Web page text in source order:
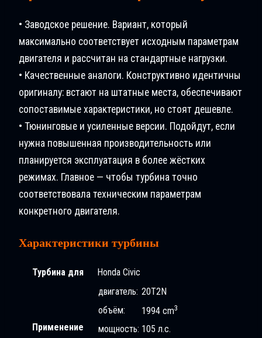
• Заводское решение. Вариант, который
максимально соответствует исходным параметрам
двигателя и рассчитан на стандартные нагрузки.
• Качественные аналоги. Конструктивно идентичны
оригиналу: встают на штатные места, обеспечивают
сопоставимые характеристики, но стоят дешевле.
• Тюнинговые и усиленные версии. Подойдут, если
нужна повышенная производительность или
планируется эксплуатация в более жёстких
режимах. Главное — чтобы турбина точно
соответствовала техническим параметрам
конкретного двигателя.
Характеристики турбины
Турбина для Honda Civic
Применение
двигатель: 20T2N
объём:
1994 cm3
мощность: 105 л.с.